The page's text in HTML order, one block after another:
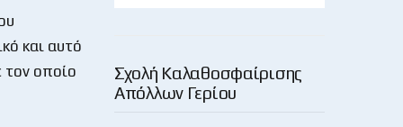
και αυτό
τον οποίο
Σχολή Καλαθοσφαίρισης
Απόλλων Γερίου